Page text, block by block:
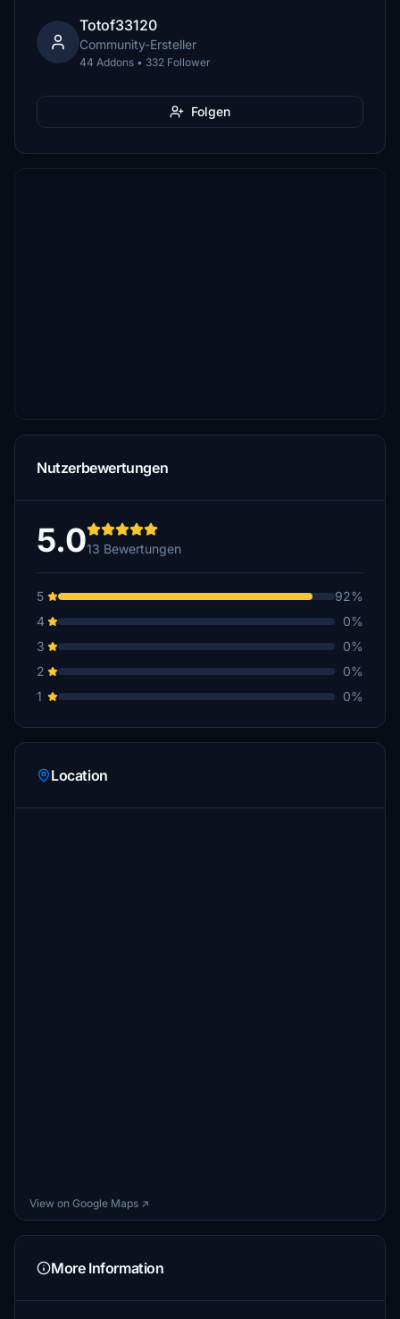
Totof33120
Community-Ersteller
44 Addons • 332 Follower
Folgen
Nutzerbewertungen
5.013 Bewertungen
5
92%
4
0%
3
0%
2
0%
1
0%
Location
View on Google Maps ↗
More Information